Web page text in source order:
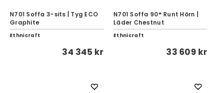
N701 Soffa 3-sits | Tyg ECO
Graphite
Ethnicraft
34 345 kr
N701 Soffa 90° Runt Hörn |
Läder Chestnut
Ethnicraft
33 609 kr